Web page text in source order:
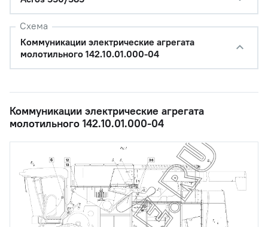
Схема
Коммуникации электрические агрегата
молотильного 142.10.01.000-04
Коммуникации электрические агрегата
молотильного 142.10.01.000-04
6
12
13
36